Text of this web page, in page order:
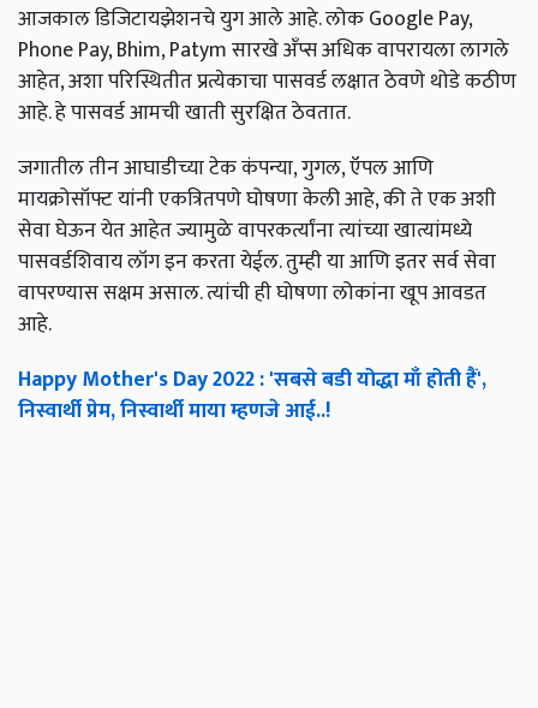
आजकाल डिजिटायझेशनचे युग आले आहे. लोक Google Pay,
Phone Pay, Bhim, Patym सारखे अँप्स अधिक वापरायला लागले
आहेत, अशा परिस्थितीत प्रत्येकाचा पासवर्ड लक्षात ठेवणे थोडे कठीण
आहे. हे पासवर्ड आमची खाती सुरक्षित ठेवतात.
जगातील तीन आघाडीच्या टेक कंपन्या, गुगल, ऍपल आणि
मायक्रोसॉफ्ट यांनी एकत्रितपणे घोषणा केली आहे, की ते एक अशी
सेवा घेऊन येत आहेत ज्यामुळे वापरकर्त्यांना त्यांच्या खात्यांमध्ये
पासवर्डशिवाय लॉग इन करता येईल. तुम्ही या आणि इतर सर्व सेवा
वापरण्यास सक्षम असाल. त्यांची ही घोषणा लोकांना खूप आवडत
आहे.
Happy Mother's Day 2022 : 'सबसे बडी योद्धा माँ होती हैं',
निस्वार्थी प्रेम, निस्वार्थी माया म्हणजे आई..!